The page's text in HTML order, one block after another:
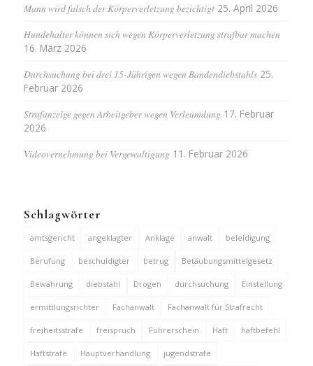
Mann wird falsch der Körperverletzung bezichtigt 25. April 2026
Hundehalter können sich wegen Körperverletzung strafbar machen
16. März 2026
Durchsuchung bei drei 15-Jährigen wegen Bandendiebstahls 25.
Februar 2026
Strafanzeige gegen Arbeitgeber wegen Verleumdung 17. Februar
2026
Videovernehmung bei Vergewaltigung 11. Februar 2026
Schlagwörter
amtsgericht angeklagter Anklage anwalt beleidigung
Berufung beschuldigter betrug Betäubungsmittelgesetz
Bewährung diebstahl Drogen durchsuchung Einstellung
ermittlungsrichter Fachanwalt Fachanwalt für Strafrecht
freiheitsstrafe freispruch Führerschein Haft haftbefehl
Haftstrafe Hauptverhandlung jugendstrafe